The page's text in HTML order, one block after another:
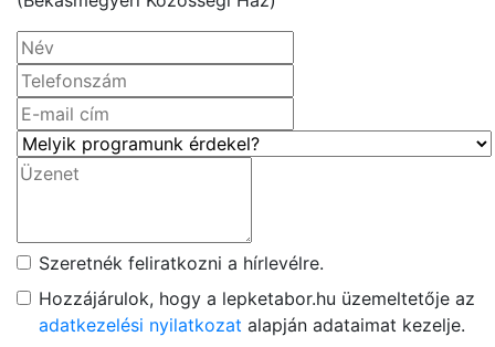
Szeretnék feliratkozni a hírlevélre.
Hozzájárulok, hogy a lepketabor.hu üzemeltetője az
adatkezelési nyilatkozat alapján adataimat kezelje.